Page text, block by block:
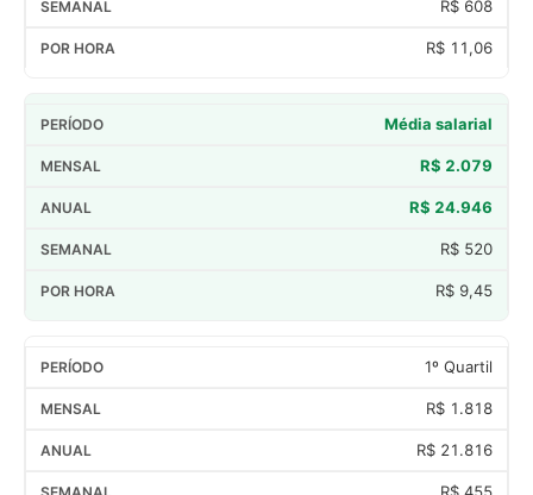
R$ 608
R$ 11,06
Média salarial
R$ 2.079
R$ 24.946
R$ 520
R$ 9,45
1º Quartil
R$ 1.818
R$ 21.816
R$ 455